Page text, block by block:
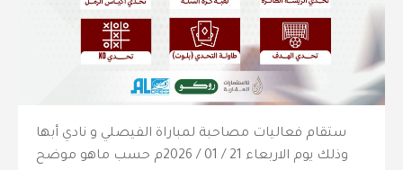
ستقام فعاليات مصاحبة لمباراة الفيصلي و نادي أبها
وذلك يوم الاربعاء 21 / 01 / 2026م حسب ماهو موضح